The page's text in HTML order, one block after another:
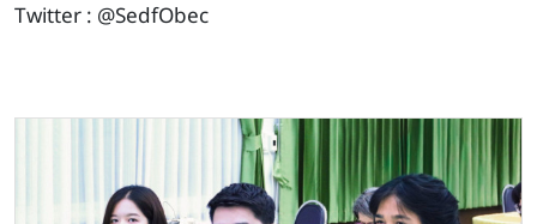
Twitter : @SedfObec